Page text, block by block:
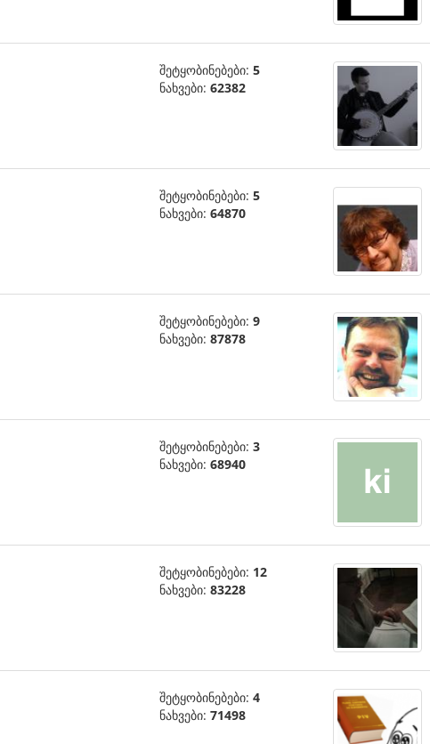
შეტყობინებები: 5
ნახვები: 62382
შეტყობინებები: 5
ნახვები: 64870
შეტყობინებები: 9
ნახვები: 87878
შეტყობინებები: 3
ნახვები: 68940
შეტყობინებები: 12
ნახვები: 83228
შეტყობინებები: 4
ნახვები: 71498